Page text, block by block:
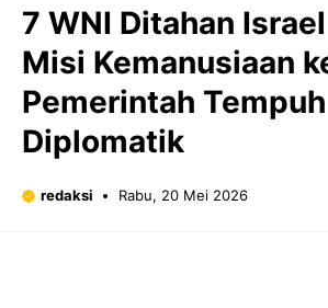
7 WNI Ditahan
Misi Kemanusiaan
Pemerintah
Diplomatik
redaksi Rabu, 20 Mei 2026